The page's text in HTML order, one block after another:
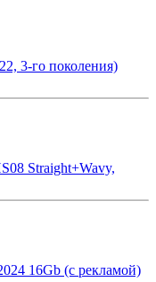
3-го поколения)
Straight+Wavy,
16Gb (с рекламой)